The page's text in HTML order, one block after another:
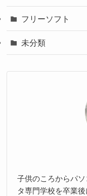
フリーソフト
未分類
子供のころからパ
タ専門学校を卒業